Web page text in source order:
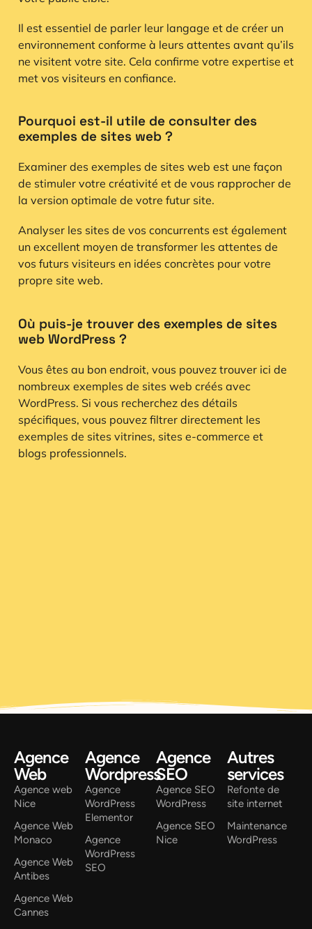
Il est essentiel de parler leur langage et de créer un
environnement conforme à leurs attentes avant qu’ils
ne visitent votre site. Cela confirme votre expertise et
met vos visiteurs en confiance.
Pourquoi est-il utile de consulter des
exemples de sites web ?
Examiner des exemples de sites web est une façon
de stimuler votre créativité et de vous rapprocher de
la version optimale de votre futur site.
Analyser les sites de vos concurrents est également
un excellent moyen de transformer les attentes de
vos futurs visiteurs en idées concrètes pour votre
propre site web.
Où puis-je trouver des exemples de sites
web WordPress ?
Vous êtes au bon endroit, vous pouvez trouver ici de
nombreux exemples de sites web créés avec
WordPress. Si vous recherchez des détails
spécifiques, vous pouvez filtrer directement les
exemples de sites vitrines, sites e-commerce et
blogs professionnels.
Agence
Web
Agence web
Nice
Agence Web
Monaco
Agence Web
Antibes
Agence Web
Cannes
Agence
Wordpress
Agence
WordPress
Elementor
Agence
WordPress
SEO
Agence
SEO
Agence SEO
WordPress
Agence SEO
Nice
Autres
services
Refonte de
site internet
Maintenance
WordPress